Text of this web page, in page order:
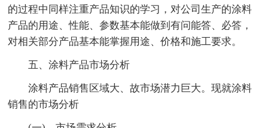
的过程中同样注重产品知识的学习，对公司生产的涂料
产品的用途、性能、参数基本能做到有问能答、必答，
对相关部分产品基本能掌握用途、价格和施工要求。
五、涂料产品市场分析
涂料产品销售区域大、故市场潜力巨大。现就涂料
销售的市场分析